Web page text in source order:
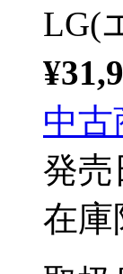
LG(
中
発売
在庫